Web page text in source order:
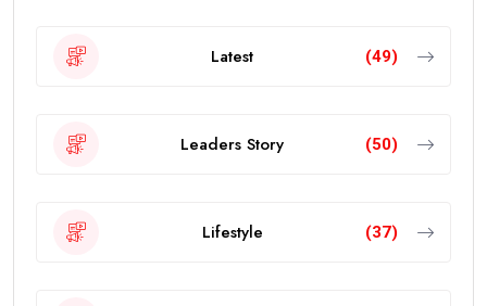
Latest (49)
Leaders Story (50)
Lifestyle (37)